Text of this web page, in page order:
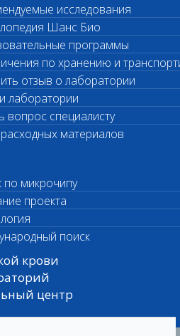
исследования
Шанс Био
программы
по хранению и
отзыв о лаборатории
лаборатории
вопрос специалисту
материалов
по микрочипу
проекта
поиск
крови
центр
данных и конфиденциальности
соглашение
поддержка